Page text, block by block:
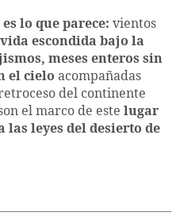
lo que parece: vientos
escondida bajo la
meses enteros sin
el cielo acompañadas
del continente
el marco de este lugar
las leyes del desierto de